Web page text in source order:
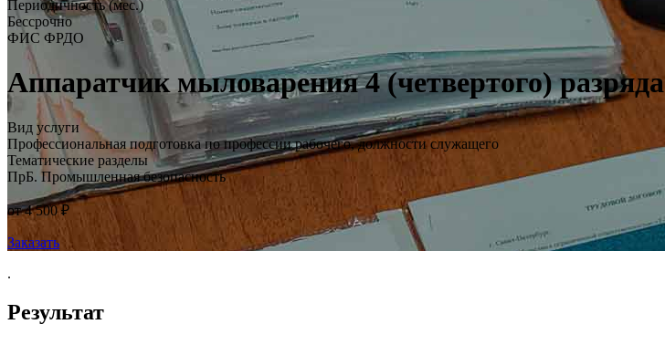
Периодичность (мес.)
Бессрочно
ФИС ФРДО
Аппаратчик мыловарения 4 (четвертого) разряда
Вид услуги
Профессиональная подготовка по профессии рабочего, должности служащего
Тематические разделы
ПрБ. Промышленная безопасность
от 4 500 ₽
Заказать
.
Результат